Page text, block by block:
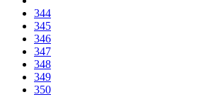
344
345
346
347
348
349
350